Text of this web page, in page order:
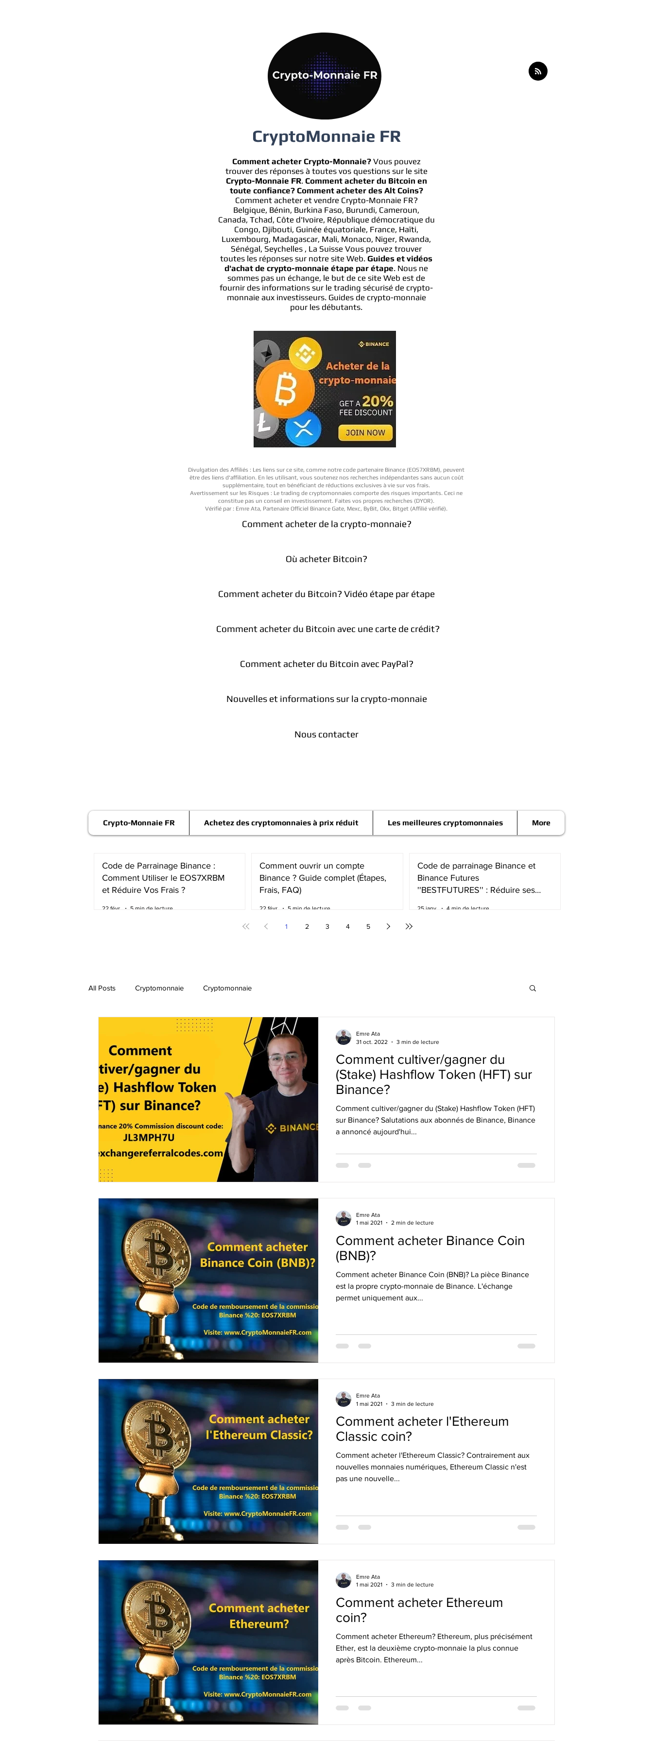
CryptoMonnaie FR
Comment acheter Crypto-Monnaie?Vous pouvez
trouver des réponses à toutes vos questions sur le site
Crypto-Monnaie FR. Comment acheter du Bitcoin en
toute confiance? Comment acheter des Alt Coins?
Comment acheter et vendre Crypto-Monnaie FR?
Belgique, Bénin, Burkina Faso, Burundi, Cameroun,
Canada, Tchad, Côte d'Ivoire, République démocratique du
Congo, Djibouti, Guinée équatoriale, France, Haïti,
Luxembourg, Madagascar, Mali, Monaco, Niger, Rwanda,
Sénégal, Seychelles , La Suisse Vous pouvez trouver
toutes les réponses sur notre site Web. Guides et vidéos
d'achat de crypto-monnaie étape par étape. Nous ne
sommes pas un échange, le but de ce site Web est de
fournir des informations sur le trading sécurisé de crypto-
monnaie aux investisseurs. Guides de crypto-monnaie
pour les débutants.
Divulgation des Affiliés : Les liens sur ce site, comme notre code partenaire Binance (EOS7XRBM), peuvent
être des liens d'affiliation. En les utilisant, vous soutenez nos recherches indépendantes sans aucun coût
supplémentaire, tout en bénéficiant de réductions exclusives à vie sur vos frais.
Avertissement sur les Risques : Le trading de cryptomonnaies comporte des risques importants. Ceci ne
constitue pas un conseil en investissement. Faites vos propres recherches (DYOR).
Vérifié par : Emre Ata, Partenaire Officiel Binance Gate, Mexc, ByBit, Okx, Bitget (Affilié vérifié).
Comment acheter de la crypto-monnaie?
Où acheter Bitcoin?
Comment acheter du Bitcoin? Vidéo étape par étape
Comment acheter du Bitcoin avec une carte de crédit?
Comment acheter du Bitcoin avec PayPal?
Nouvelles et informations sur la crypto-monnaie
Nous contacter
Crypto-Monnaie FR Achetez des cryptomonnaies à prix réduit Les meilleures cryptomonnaies More
Code de Parrainage Binance :
Comment Utiliser le EOS7XRBM
et Réduire Vos Frais ?
22 févr. 5 min de lecture
Comment ouvrir un compte
Binance ? Guide complet (Étapes,
Frais, FAQ)
22 févr. 5 min de lecture
Code de parrainage Binance et
Binance Futures
''BESTFUTURES'' : Réduire ses
25 janv. 4 min de lecture
1 2 3 4 5
All Posts Cryptomonnaie Cryptomonnaie
Comment cultiver/gagner du
(Stake) Hashflow Token (HFT) sur
Binance?
Comment cultiver/gagner du (Stake) Hashflow Token (HFT)
sur Binance? Salutations aux abonnés de Binance, Binance
a annoncé aujourd'hui...
Emre Ata
31 oct. 2022
3 min de lecture
Comment acheter Binance Coin
(BNB)?
Comment acheter Binance Coin (BNB)? La pièce Binance
est la propre crypto-monnaie de Binance. L'échange
permet uniquement aux...
Emre Ata
1 mai 2021
2 min de lecture
Comment acheter l'Ethereum
Classic coin?
Comment acheter l'Ethereum Classic? Contrairement aux
nouvelles monnaies numériques, Ethereum Classic n'est
pas une nouvelle...
Emre Ata
1 mai 2021
3 min de lecture
Comment acheter Ethereum
coin?
Comment acheter Ethereum? Ethereum, plus précisément
Ether, est la deuxième crypto-monnaie la plus connue
après Bitcoin. Ethereum...
Emre Ata
1 mai 2021
3 min de lecture